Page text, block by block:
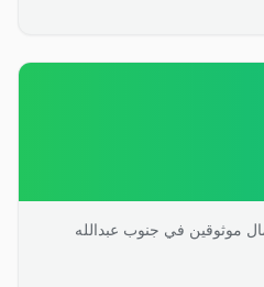
موثوقين في جنوب عبدالله